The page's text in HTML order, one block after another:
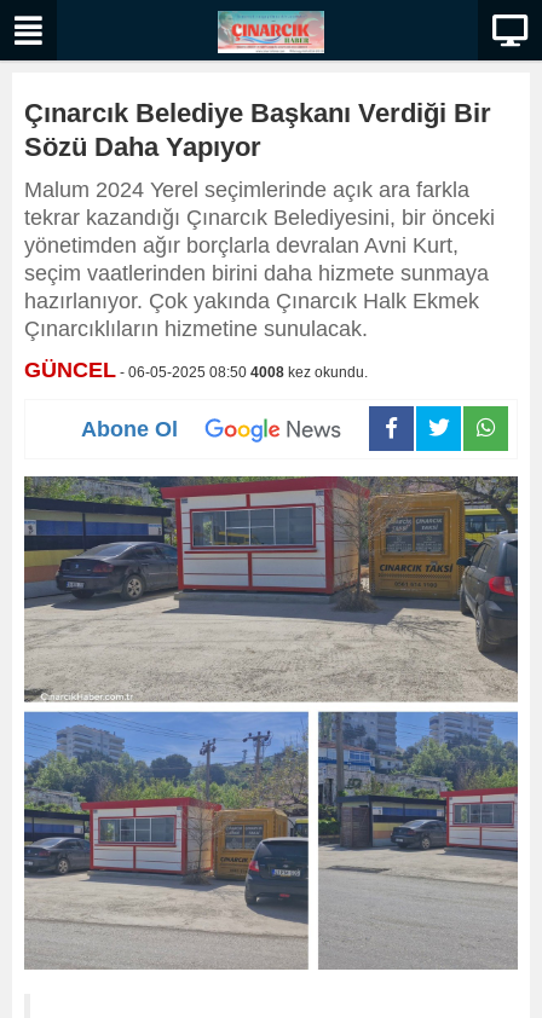
Çınarcık Belediye Başkanı Verdiği Bir
Sözü Daha Yapıyor
Malum 2024 Yerel seçimlerinde açık ara farkla
tekrar kazandığı Çınarcık Belediyesini, bir önceki
yönetimden ağır borçlarla devralan Avni Kurt,
seçim vaatlerinden birini daha hizmete sunmaya
hazırlanıyor. Çok yakında Çınarcık Halk Ekmek
Çınarcıklıların hizmetine sunulacak.
GÜNCEL - 06-05-2025 08:50 4008 kez okundu.
Abone Ol